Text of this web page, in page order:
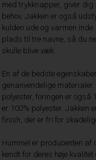
med trykknapper, giver
behov. Jakken er også
kulden ude og varmen
plads til tre navne, så du
skulle blive væk.
En af de bedste
genanvendelige
polyester, foringen er også
er 100% polyester. Jakken
finish, der er fri for
Hummel er producenten af
kendt for deres høje